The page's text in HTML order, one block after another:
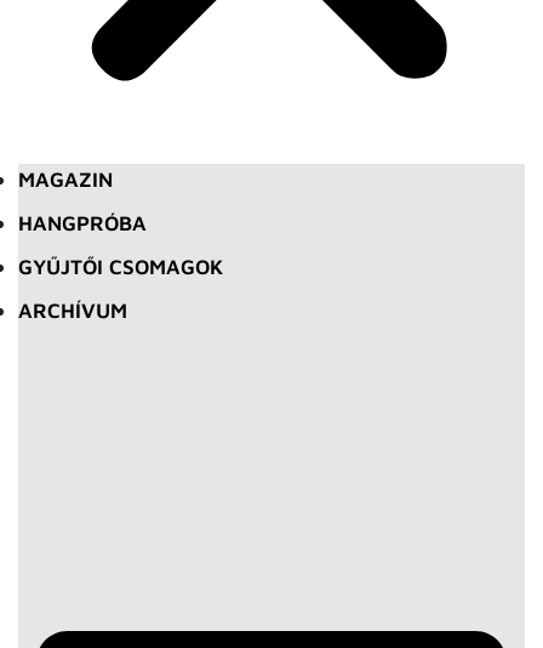
MAGAZIN
HANGPRÓBA
GYŰJTŐI CSOMAGOK
ARCHÍVUM